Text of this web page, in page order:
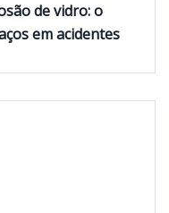
de vidro: o
em acidentes